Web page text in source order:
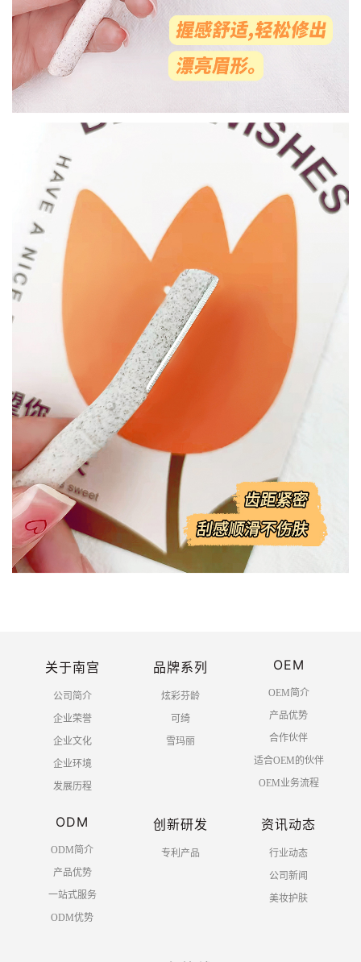
关于南宫
公司简介
企业荣誉
企业文化
企业环境
发展历程
品牌系列
炫彩芬龄
可绮
雪玛丽
OEM
OEM简介
产品优势
合作伙伴
适合OEM的伙伴
OEM业务流程
ODM
ODM简介
产品优势
一站式服务
ODM优势
创新研发
专利产品
资讯动态
行业动态
公司新闻
美妆护肤